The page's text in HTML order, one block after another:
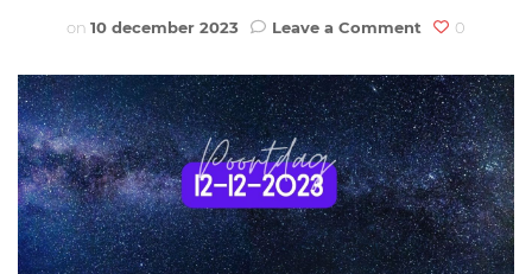
on 10 december 2023 Leave a Comment on
is
de
energie
van
12/12
Engelenpoort
(spirituele
betekenis
12-
0